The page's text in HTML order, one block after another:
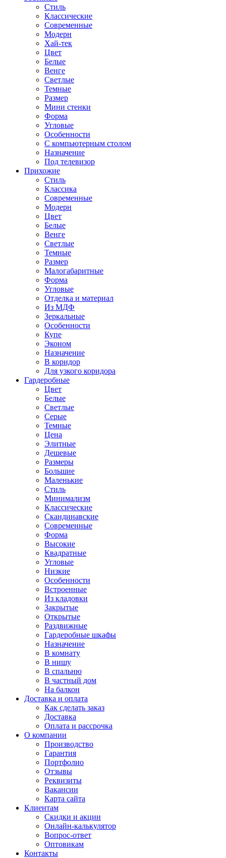
Стиль
Классические
Современные
Модерн
Хай-тек
Цвет
Белые
Венге
Светлые
Темные
Размер
Мини стенки
Форма
Угловые
Особенности
С компьютерным столом
Назначение
Под телевизор
Прихожие
Стиль
Классика
Современные
Модерн
Цвет
Белые
Венге
Светлые
Темные
Размер
Малогабаритные
Форма
Угловые
Отделка и материал
Из МДФ
Зеркальные
Особенности
Купе
Эконом
Назначение
В коридор
Для узкого коридора
Гардеробные
Цвет
Белые
Светлые
Серые
Темные
Цена
Элитные
Дешевые
Размеры
Большие
Маленькие
Стиль
Минимализм
Классические
Скандинавские
Современные
Форма
Высокие
Квадратные
Угловые
Низкие
Особенности
Встроенные
Из кладовки
Закрытые
Открытые
Раздвижные
Гардеробные шкафы
Назначение
В комнату
В нишу
В спальню
В частный дом
На балкон
Доставка и оплата
Как сделать заказ
Доставка
Оплата и рассрочка
О компании
Производство
Гарантия
Портфолио
Отзывы
Реквизиты
Вакансии
Карта сайта
Клиентам
Скидки и акции
Онлайн-калькулятор
Вопрос-ответ
Оптовикам
Контакты